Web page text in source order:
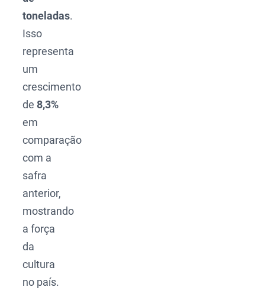
toneladas.
Isso
representa
um
crescimento
de8,3%
em
comparação
com a
safra
anterior,
mostrando
a força
da
cultura
no país.